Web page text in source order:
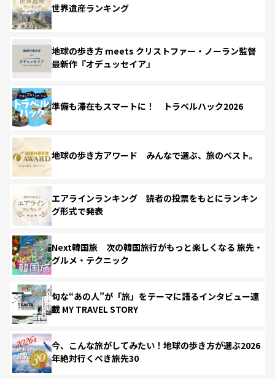
世界遺産ランキング
地球の歩き方 meets クリストファー・ノーラン監督
最新作『オデュッセイア』
準備も滞在もスマートに！ トラベルハック2026
地球の歩き方アワード みんなで選ぶ、旅のベスト。
エアラインランキング 読者の投票をもとにランキン
グ形式で発表
Next韓国旅 次の韓国旅行がもっと楽しくなる 旅先・
グルメ・テクニック
旬な“あの人”が「旅」をテーマに語るインタビュー連
載 MY TRAVEL STORY
今、こんな旅がしてみたい！地球の歩き方が選ぶ2026
年絶対行くべき旅先30